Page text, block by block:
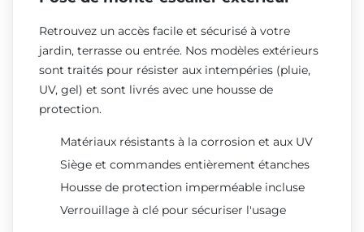
Retrouvez un accès facile et sécurisé à votre
jardin, terrasse ou entrée. Nos modèles extérieurs
sont traités pour résister aux intempéries (pluie,
UV, gel) et sont livrés avec une housse de
protection.
Matériaux résistants à la corrosion et aux UV
Siège et commandes entièrement étanches
Housse de protection imperméable incluse
Verrouillage à clé pour sécuriser l'usage